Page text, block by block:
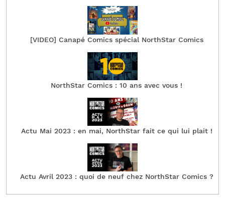
[VIDEO] Canapé Comics spécial NorthStar Comics
NorthStar Comics : 10 ans avec vous !
Actu Mai 2023 : en mai, NorthStar fait ce qui lui plait !
Actu Avril 2023 : quoi de neuf chez NorthStar Comics ?